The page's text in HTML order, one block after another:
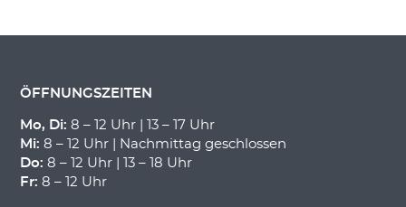
ÖFFNUNGSZEITEN
Mo, Di: 8 – 12 Uhr | 13 – 17 Uhr
Mi: 8 – 12 Uhr | Nachmittag geschlossen
Do: 8 – 12 Uhr | 13 – 18 Uhr
Fr: 8 – 12 Uhr